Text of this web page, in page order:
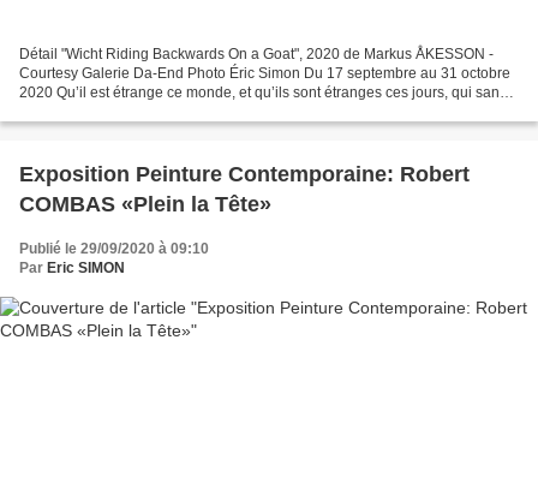
Détail "Wicht Riding Backwards On a Goat", 2020 de Markus ÅKESSON -
Courtesy Galerie Da-End Photo Éric Simon Du 17 septembre au 31 octobre
2020 Qu’il est étrange ce monde, et qu’ils sont étranges ces jours, qui sans
Exposition Peinture Contemporaine: Robert
COMBAS «Plein la Tête»
Publié le 29/09/2020 à 09:10
Par Eric SIMON